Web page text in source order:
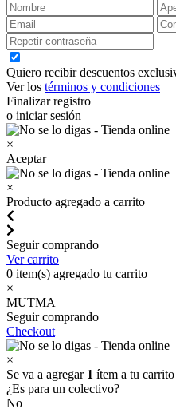
Quiero recibir descuentos
Ver los términos y condiciones
Finalizar registro
o iniciar sesión
×
Aceptar
×
Producto agregado a carrito
Seguir comprando
Ver carrito
0 item(s) agregado tu carrito
×
MUTMA
Seguir comprando
Checkout
×
Se va a agregar 1 ítem a tu carrito
¿Es para un colectivo?
No